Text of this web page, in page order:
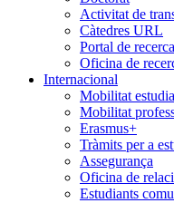
Activitat de
Càtedres URL
Portal de
Oficina de
Internacional
Mobilitat
Mobilitat
Erasmus+
Tràmits per a
Assegurança
Oficina de
Estudiants